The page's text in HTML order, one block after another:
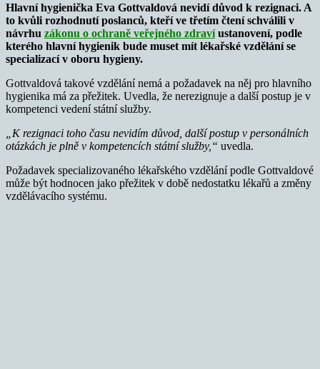
Hlavní hygienička Eva Gottvaldová nevidí důvod k rezignaci. A
to kvůli rozhodnutí poslanců, kteří ve třetím čtení schválili v
návrhu zákonu o ochraně veřejného zdravíustanovení, podle
kterého hlavní hygienik bude muset mít lékařské vzdělání se
specializací v oboru hygieny.
Gottvaldová takové vzdělání nemá a požadavek na něj pro hlavního
hygienika má za přežitek. Uvedla, že nerezignuje a další postup je v
kompetenci vedení státní služby.
„K rezignaci toho času nevidím důvod, další postup v personálních
otázkách je plně v kompetencích státní služby,“ uvedla.
Požadavek specializovaného lékařského vzdělání podle Gottvaldové
může být hodnocen jako přežitek v době nedostatku lékařů a změny
vzdělávacího systému.